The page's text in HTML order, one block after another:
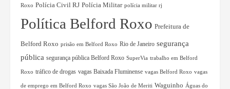
Roxo Polícia Civil RJ Polícia Militar polícia militar rj
Política Belford Roxo Prefeitura de
Belford Roxo prisão em Belford Roxo Rio de Janeiro segurança
pública segurança pública Belford Roxo SuperVia trabalho em Belford
Roxo tráfico de drogas vagas Baixada Fluminense vagas Belford Roxo vagas
de emprego em Belford Roxo vagas São João de Meriti Waguinho Águas do